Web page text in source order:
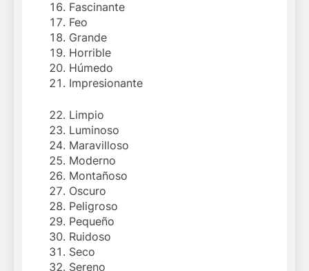
Fascinante
Feo
Grande
Horrible
Húmedo
Impresionante
Limpio
Luminoso
Maravilloso
Moderno
Montañoso
Oscuro
Peligroso
Pequeño
Ruidoso
Seco
Sereno